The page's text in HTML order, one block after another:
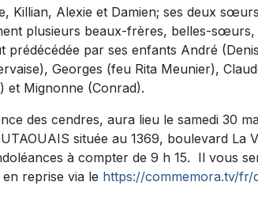
Killian, Alexie et Damien; ses deux
plusieurs beaux-frères, belles-
prédécédée par ses enfants André
Georges (feu Rita Meunier),
Mignonne (Conrad).
des cendres, aura lieu le samedi 30
située au 1369, boulevard La
à compter de 9 h 15. Il vous
reprise via le https://commemora.tv/fr/